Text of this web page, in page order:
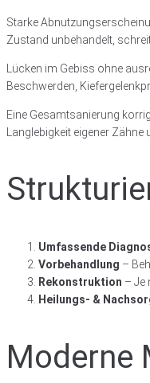
Starke
Zustand unbehandelt,
Lücken im Gebiss ohne
Beschwerden,
Eine Gesamtsanierung
Langlebigkeit eigener
Umfassende
Vorbehandlung –
Rekonstruktion – Je
Heilungs- &
Moderne